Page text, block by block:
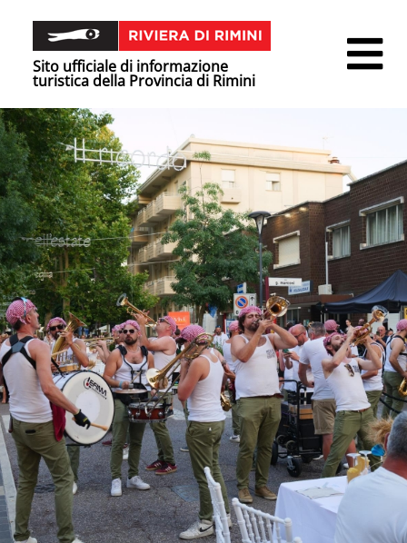
Sito ufficiale di informazione
turistica della Provincia di Rimini